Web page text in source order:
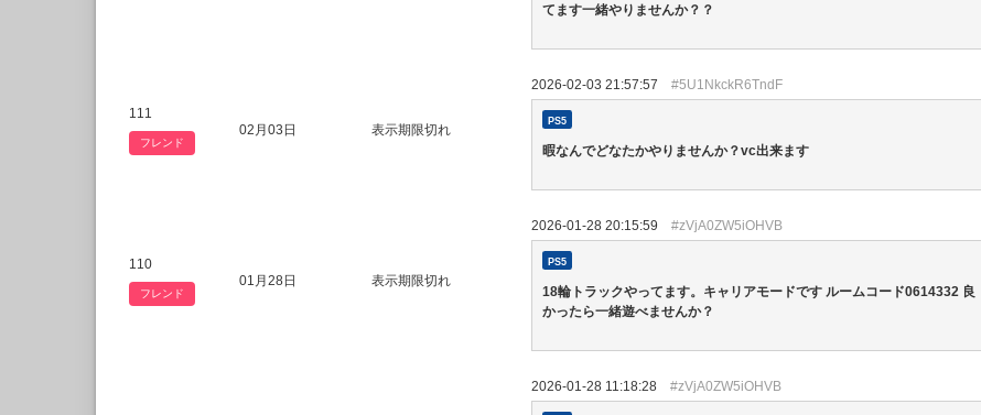
てます一緒やりませんか？？
111
フレンド
02月03日 表示期限切れ
2026-02-03 21:57:57 #5U1NkckR6TndF
PS5
暇なんでどなたかやりませんか？vc出来ます
110
フレンド
01月28日 表示期限切れ
2026-01-28 20:15:59 #zVjA0ZW5iOHVB
PS5
18輪トラックやってます。キャリアモードです ルームコード0614332 良
かったら一緒遊べませんか？
2026-01-28 11:18:28 #zVjA0ZW5iOHVB